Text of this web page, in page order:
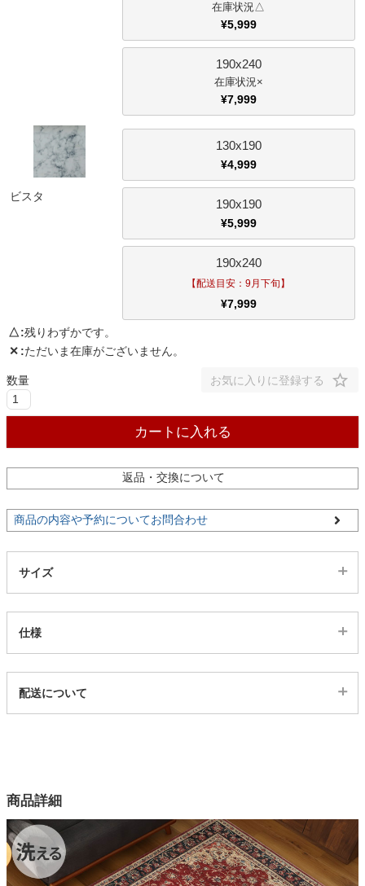
△
¥5,999
190x240
×
¥7,999
ビスタ
130x190
¥4,999
190x190
¥5,999
190x240
【配送目安：9月下旬】
¥7,999
△ 残りわずかです。
✕ ただいま在庫がございません。
お気に入りに登録する
カートに入れる
返品・交換について
商品の内容や予約についてお問合わせ
サイズ
仕様
12101126
幅190×奥行240(cm)
カラー
12色
表生地
配送について
商品詳細